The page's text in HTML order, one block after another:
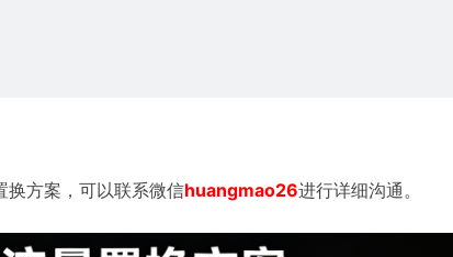
换方案，可以联系微信huangmao26进行详细沟通。